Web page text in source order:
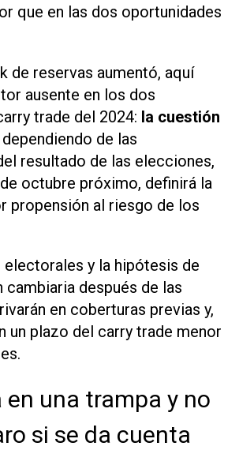
que en las dos oportunidades
de reservas aumentó, aquí
ausente en los dos
trade del 2024: la cuestión
de las
resultado de las elecciones,
octubre próximo, definirá la
propensión al riesgo de los
electorales y la hipótesis de
después de las
en coberturas previas y,
un plazo del carry trade menor
en una trampa y no
si se da cuenta